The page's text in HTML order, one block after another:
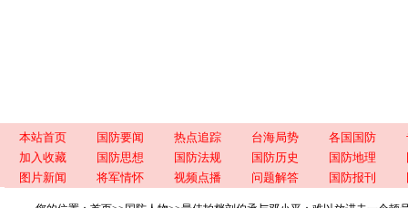
本站首页 国防要闻 热点追踪 台海局势 各国国防
加入收藏
国防思想 国防法规 国防历史 国防地理
图片新闻
将军情怀 视频点播 问题解答 国防报刊